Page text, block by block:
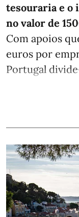
tesouraria e o
no valor de
Com apoios
euros por
Portugal